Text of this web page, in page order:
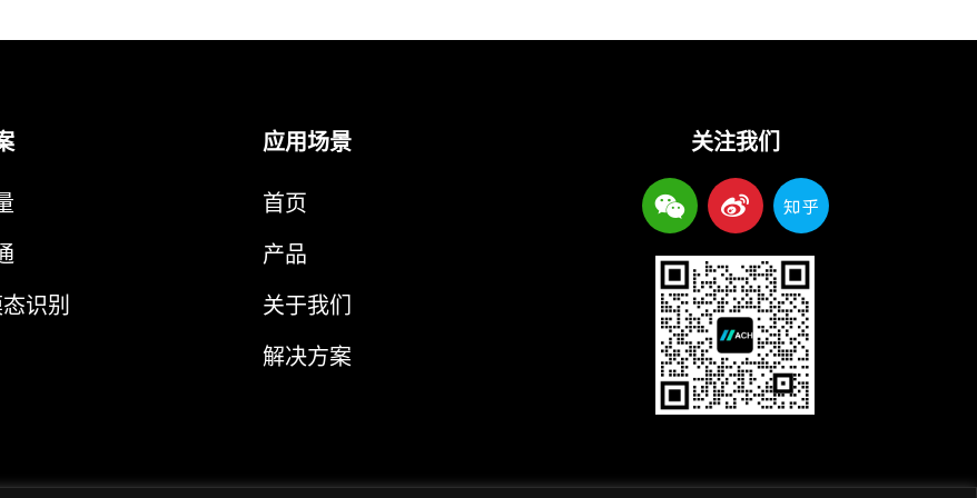
识别
应用场景
首页
产品
关于我们
解决方案
关注我们
W
e
i
x
i
n
W
e
i
b
o
Z
h
i
h
u